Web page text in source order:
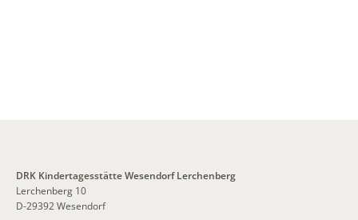
DRK Kindertagesstätte Wesendorf Lerchenberg
Lerchenberg 10
D-29392 Wesendorf